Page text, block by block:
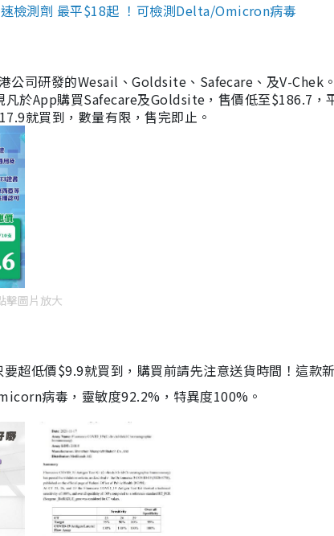
檢測劑 最平$18起 ！可檢測Delta/Omicron病毒
公司研發的Wesail、Goldsite、Safecare、及V-Chek
於App購買Safecare及Goldsite，售價低至$186.7，
就買到，數量有限，售完即止。
擊圖片放大
超低價$9.9就買到，購買前請先注意送貨時間！這款
病毒，靈敏度92.2%，特異度100%。